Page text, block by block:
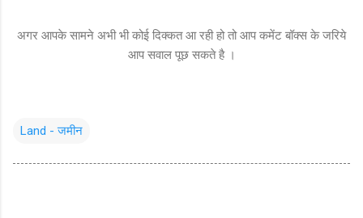
अगर आपके सामने अभी भी कोई दिक्कत आ रही हो तो आप कमेंट बॉक्स के जरिये
आप सवाल पूछ सकते है ।
Land - जमीन